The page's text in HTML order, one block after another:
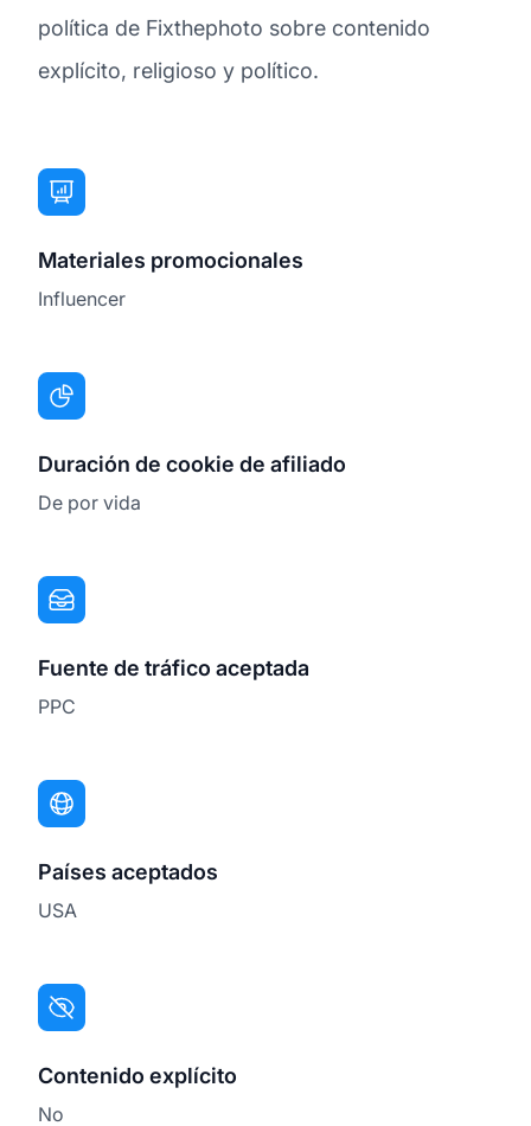
política de Fixthephoto sobre contenido
explícito, religioso y político.
Materiales promocionales
Influencer
Duración de cookie de afiliado
De por vida
Fuente de tráfico aceptada
PPC
Países aceptados
USA
Contenido explícito
No